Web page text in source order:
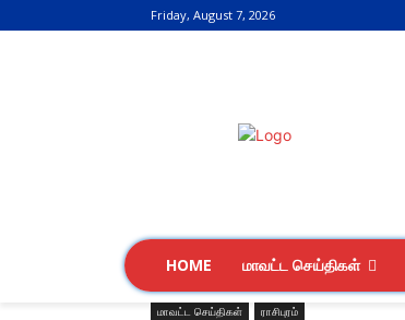
Friday, August 7, 2026
HOME மாவட்ட செய்திகள்
மாவட்ட செய்திகள் ராசிபுரம்